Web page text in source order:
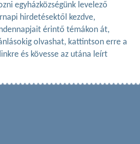
egyházközségünk levelező
hirdetésektől kezdve,
érintő témákon át,
olvashat, kattintson erre a
linkre és kövesse az utána leírt